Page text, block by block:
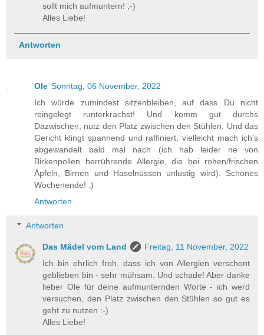
sollt mich aufmuntern! ;-)
Alles Liebe!
Antworten
Ole Sonntag, 06 November, 2022
Ich würde zumindest sitzenbleiben, auf dass Du nicht
reingelegt runterkrachst! Und komm gut durchs
Dazwischen, nutz den Platz zwischen den Stühlen. Und das
Gericht klingt spannend und raffiniert, vielleicht mach ich's
abgewandelt bald mal nach (ich hab leider ne von
Birkenpollen herrührende Allergie, die bei rohen/frischen
Äpfeln, Birnen und Haselnüssen unlustig wird). Schönes
Wochenende! :)
Antworten
Antworten
Das Mädel vom Land
Freitag, 11 November, 2022
Ich bin ehrlich froh, dass ich von Allergien verschont
geblieben bin - sehr mühsam. Und schade! Aber danke
lieber Ole für deine aufmunternden Worte - ich werd
versuchen, den Platz zwischen den Stühlen so gut es
geht zu nutzen :-)
Alles Liebe!